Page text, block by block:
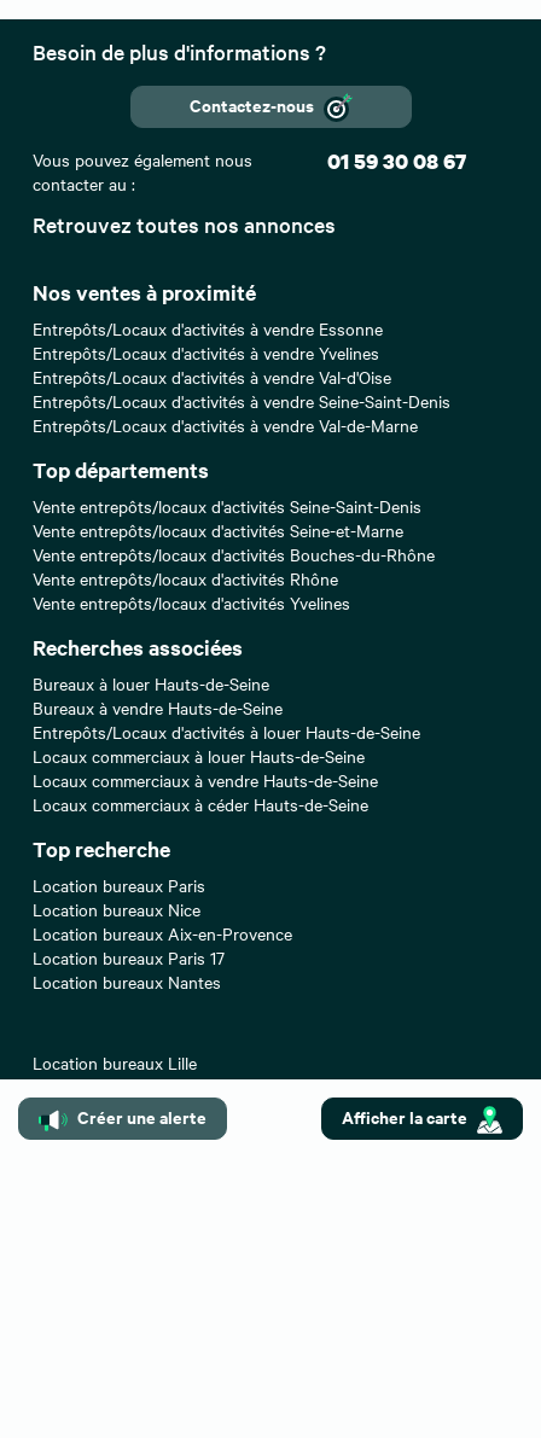
Créer une alerte Afficher la carte
Retrouvez toutes nos annonces
Nos ventes à proximité
Entrepôts/Locaux d'activités à vendre Essonne
Entrepôts/Locaux d'activités à vendre Yvelines
Entrepôts/Locaux d'activités à vendre Val-d'Oise
Entrepôts/Locaux d'activités à vendre Seine-Saint-Denis
Entrepôts/Locaux d'activités à vendre Val-de-Marne
Top départements
Vente entrepôts/locaux d'activités Seine-Saint-Denis
Vente entrepôts/locaux d'activités Seine-et-Marne
Vente entrepôts/locaux d'activités Bouches-du-Rhône
Vente entrepôts/locaux d'activités Rhône
Vente entrepôts/locaux d'activités Yvelines
Recherches associées
Bureaux à louer Hauts-de-Seine
Bureaux à vendre Hauts-de-Seine
Entrepôts/Locaux d'activités à louer Hauts-de-Seine
Locaux commerciaux à louer Hauts-de-Seine
Locaux commerciaux à vendre Hauts-de-Seine
Locaux commerciaux à céder Hauts-de-Seine
Top recherche
Location bureaux Paris
Location bureaux Nice
Location bureaux Aix-en-Provence
Location bureaux Paris 17
Location bureaux Nantes
Location bureaux Lille
Location bureaux Bordeaux
Location bureaux Marseille
Location bureaux Strasbourg
Besoin de plus d'informations ?
Contactez-nous
Vous pouvez également nous
contacter au :
01 59 30 08 67